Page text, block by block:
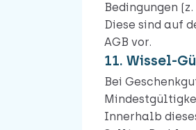
Bedingungen
Diese sind auf
AGB vor.
11. Wissel-
Bei
Innerhalb